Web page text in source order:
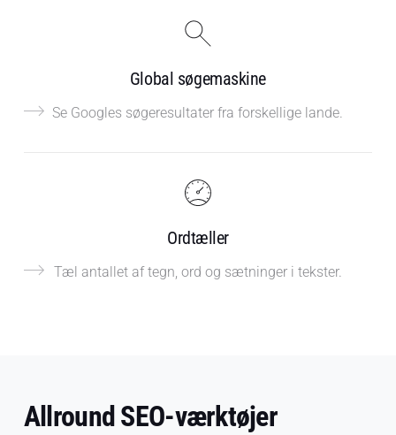
Global søgemaskine
Se Googles søgeresultater fra forskellige lande.
Ordtæller
Tæl antallet af tegn, ord og sætninger i tekster.
Allround SEO-værktøjer